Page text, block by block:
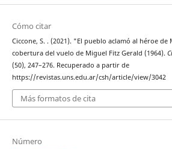
Cómo citar
Ciccone, S. . (2021). "El pueblo aclamó al héroe de
cobertura del vuelo de Miguel Fitz Gerald (1964).
(50), 247–276. Recuperado a partir de
https://revistas.uns.edu.ar/csh/article/view/3042
Más formatos de cita
Número